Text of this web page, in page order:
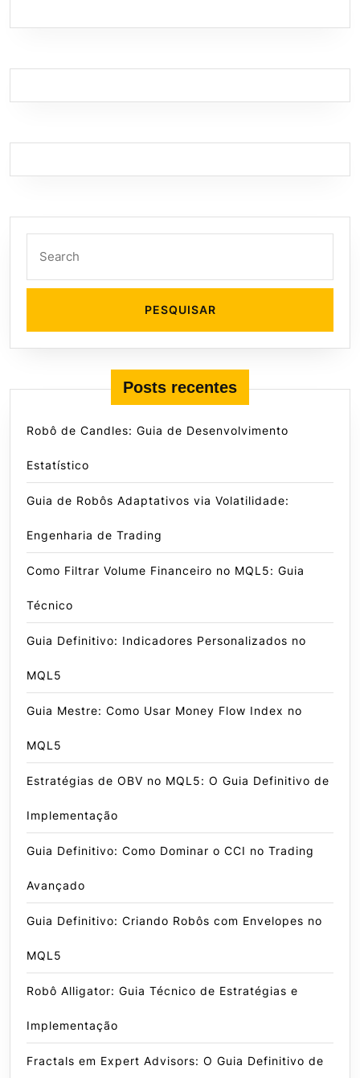
Posts recentes
Robô de Candles: Guia de Desenvolvimento
Estatístico
Guia de Robôs Adaptativos via Volatilidade:
Engenharia de Trading
Como Filtrar Volume Financeiro no MQL5: Guia
Técnico
Guia Definitivo: Indicadores Personalizados no
MQL5
Guia Mestre: Como Usar Money Flow Index no
MQL5
Estratégias de OBV no MQL5: O Guia Definitivo de
Implementação
Guia Definitivo: Como Dominar o CCI no Trading
Avançado
Guia Definitivo: Criando Robôs com Envelopes no
MQL5
Robô Alligator: Guia Técnico de Estratégias e
Implementação
Fractals em Expert Advisors: O Guia Definitivo de